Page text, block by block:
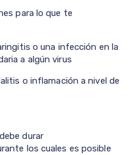
para lo que te
o una infección en la
a algún virus
o inflamación a nivel de
durar
los cuales es posible